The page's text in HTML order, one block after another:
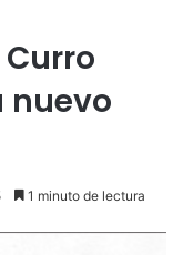
nuevo
1 minuto de lectura